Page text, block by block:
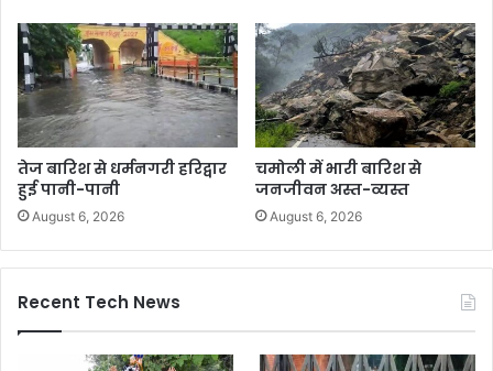
तेज बारिश से धर्मनगरी हरिद्वार
हुई पानी-पानी
August 6, 2026
चमोली में भारी बारिश से
जनजीवन अस्त-व्यस्त
August 6, 2026
Recent Tech News